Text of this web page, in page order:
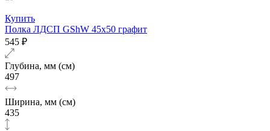
Купить
Полка ЛДСП GShW 45х50 графит
545 ₽
Глубина, мм (см)
497
Ширина, мм (см)
435